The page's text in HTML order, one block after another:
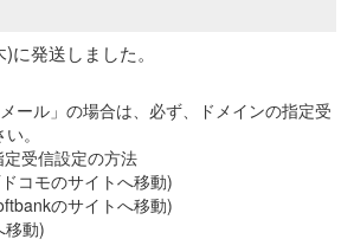
に発送しました。
ール」の場合は、必ず、ドメインの指定受
。
受信設定の方法
コモのサイトへ移動)
のサイトへ移動)
移動)